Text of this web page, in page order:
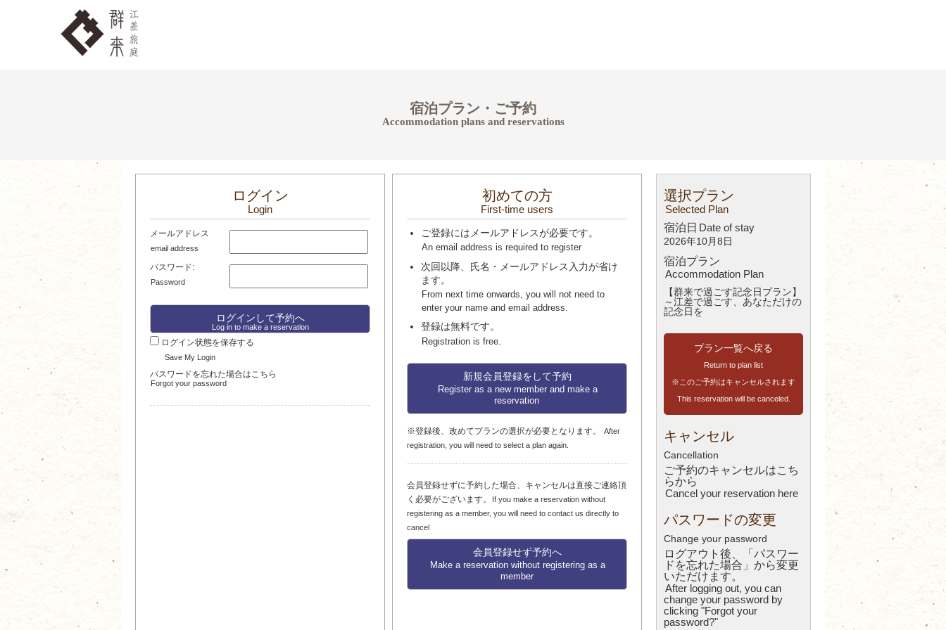
宿泊プラン・ご予約
Accommodation plans and reservations
ログイン
Login
メールアドレス
email address
パスワード:
Password
Log in to make a reservation
ログイン状態を保存する
Save My Login
パスワードを忘れた場合はこちら
Forgot your password
初めての方
First-time users
ご登録にはメールアドレスが必要です。
An email address is required to register
次回以降、氏名・メールアドレス入力が省け
ます。
From next time onwards, you will not need to
enter your name and email address.
登録は無料です。
Registration is free.
新規会員登録をして予約
Register as a new member and make a
reservation
※登録後、改めてプランの選択が必要となります。
After
registration, you will need to select a plan again.
会員登録せずに予約した場合、キャンセルは直接ご連絡頂
く必要がございます。
If you make a reservation without
registering as a member, you will need to contact us directly to
cancel
会員登録せず予約へ
Make a reservation without registering as a
member
選択プラン
Selected Plan
宿泊日 Date of stay
2026年10月8日
宿泊プラン
Accommodation Plan
【群来で過ごす記念日プラン】
～江差で過ごす、あなただけの
記念日を
プラン一覧へ戻る
Return to plan list
※このご予約はキャンセルされます
This reservation will be canceled.
キャンセル
Cancellation
ご予約のキャンセルはこち
らから
Cancel your reservation here
パスワードの変更
Change your password
ログアウト後、「パスワー
ドを忘れた場合」から変更
いただけます。
After logging out, you can
change your password by
clicking "Forgot your
password?"